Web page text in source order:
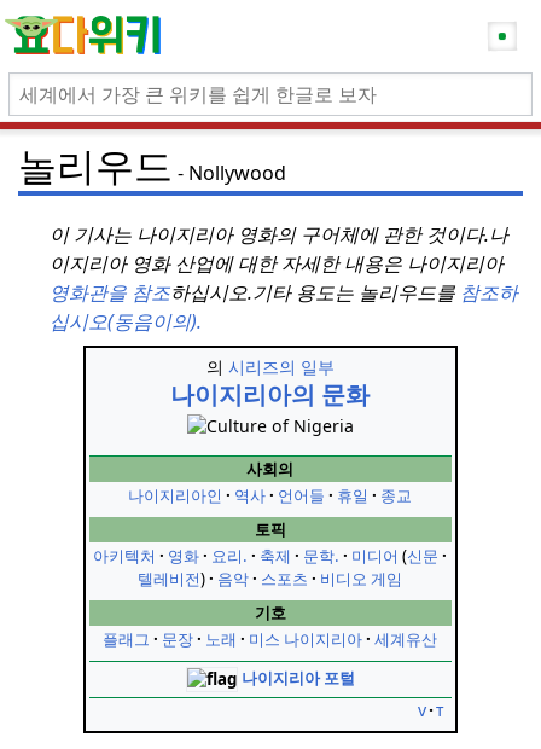
놀리우드 Nollywood
이 기사는 나이지리아 영화의 구어체에 관한 것이다.나
이지리아 영화 산업에 대한 자세한 내용은 나이지리아
영화관을 참조하십시오.기타 용도는 놀리우드를 참조하
십시오(동음이의).
의 시리즈의 일부
나이지리아의 문화
사회의
나이지리아인
역사 언어들 휴일
종교
토픽
아키텍처
영화 요리. 축제 문학. 미디어 신문
텔레비전
음악 스포츠
비디오 게임
기호
플래그
문장 노래 미스 나이지리아 세계유산
나이지리아 포털
v t